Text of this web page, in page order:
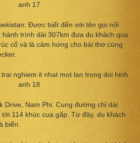
Được biết đến với tên gọi nổi
trình dài 307km đưa du khách qua
cố và là cảm hứng cho bài thơ cùng
Drive, Nam Phi: Cung đường chỉ dài
114 khúc cua gấp. Từ đây, du khách
biển.